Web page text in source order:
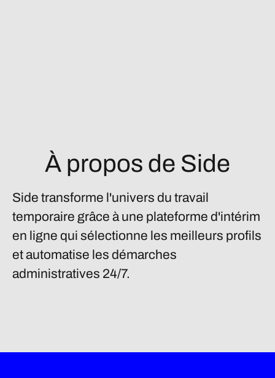
À propos de Side
Side transforme l'univers du travail
temporaire grâce à une plateforme d'intérim
en ligne qui sélectionne les meilleurs profils
et automatise les démarches
administratives 24/7.